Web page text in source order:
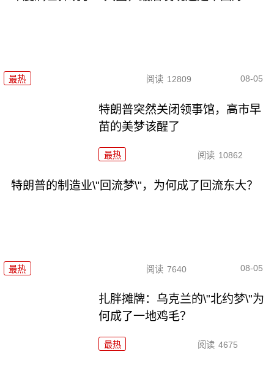
最热 阅读 12809 08-05
特朗普突然关闭领事馆，高市早
苗的美梦该醒了
最热 阅读 10862
特朗普的制造业\"回流梦\"，为何成了回流东大？
最热 阅读 7640 08-05
扎胖摊牌：乌克兰的\"北约梦\"为
何成了一地鸡毛？
最热 阅读 4675